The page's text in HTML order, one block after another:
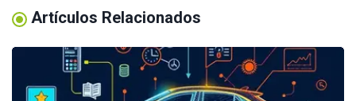
Artículos Relacionados